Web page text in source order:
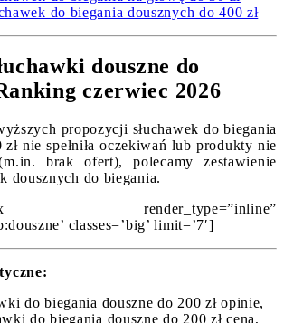
do biegania dousznych do 400 zł
douszne do
czerwiec 2026
propozycji słuchawek do biegania
nie spełniła oczekiwań lub produkty nie
brak ofert), polecamy zestawienie
dousznych do biegania.
box render_type=”inline”
classes=’big’ limit=’7′]
do biegania douszne do 200 zł opinie,
do biegania douszne do 200 zł cena,